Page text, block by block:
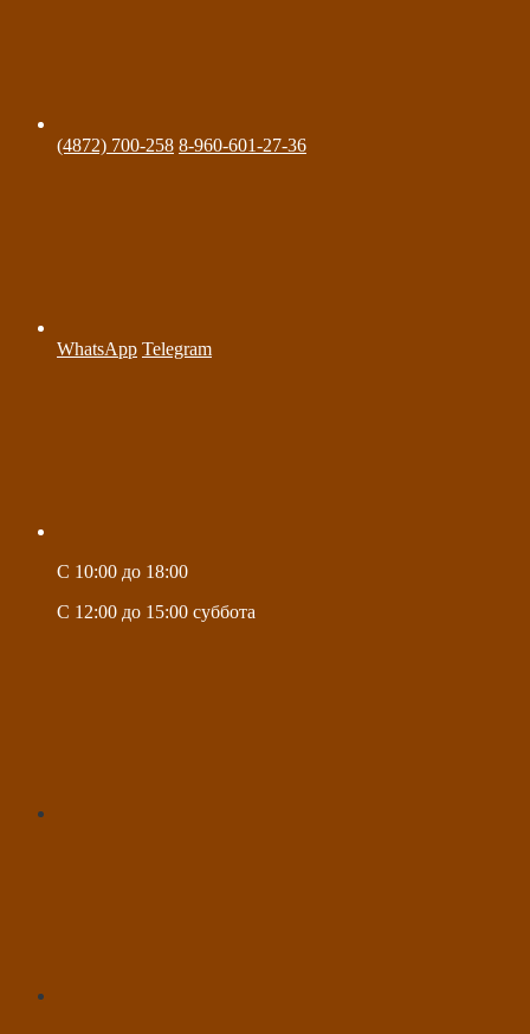
(4872) 700-258 8-960-601-27-36
WhatsApp Telegram
C 10:00 до 18:00
C 12:00 до 15:00 суббота